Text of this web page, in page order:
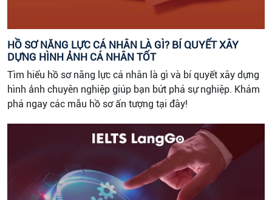
HỒ SƠ NĂNG LỰC CÁ NHÂN LÀ GÌ? BÍ QUYẾT XÂY
DỰNG HÌNH ẢNH CÁ NHÂN TỐT
Tìm hiểu hồ sơ năng lực cá nhân là gì và bí quyết xây dựng
hình ảnh chuyên nghiệp giúp bạn bứt phá sự nghiệp. Khám
phá ngay các mẫu hồ sơ ấn tượng tại đây!